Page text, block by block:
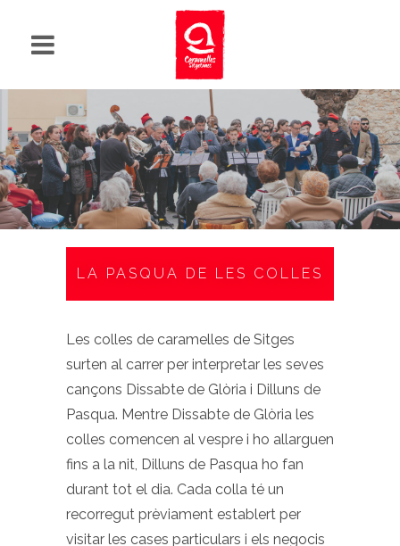
LA PASQUA DE LES COLLES
Les colles de caramelles de Sitges
surten al carrer per interpretar les seves
cançons Dissabte de Glòria i Dilluns de
Pasqua. Mentre Dissabte de Glòria les
colles comencen al vespre i ho allarguen
fins a la nit, Dilluns de Pasqua ho fan
durant tot el dia. Cada colla té un
recorregut prèviament establert per
visitar les cases particulars i els negocis